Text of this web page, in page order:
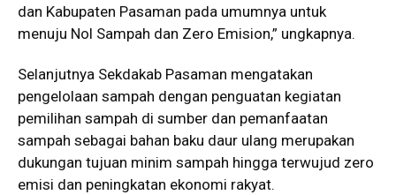
dan Kabupaten Pasaman pada umumnya untuk
menuju Nol Sampah dan Zero Emision,” ungkapnya.
Selanjutnya Sekdakab Pasaman mengatakan
pengelolaan sampah dengan penguatan kegiatan
pemilihan sampah di sumber dan pemanfaatan
sampah sebagai bahan baku daur ulang merupakan
dukungan tujuan minim sampah hingga terwujud zero
emisi dan peningkatan ekonomi rakyat.